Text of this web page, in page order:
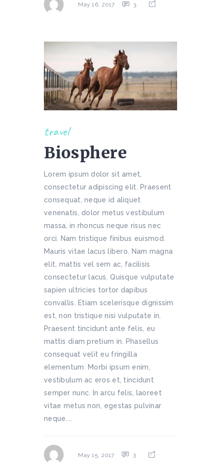
May 16, 2017 3
travel
Biosphere
Lorem ipsum dolor sit amet,
consectetur adipiscing elit. Praesent
consequat, neque id aliquet
venenatis, dolor metus vestibulum
massa, in rhoncus neque risus nec
orci. Nam tristique finibus euismod.
Mauris vitae lacus libero. Nam magna
elit, mattis vel sem ac, facilisis
consectetur lacus. Quisque vulputate
sapien ultricies tortor dapibus
convallis. Etiam scelerisque dignissim
est, non tristique nisi vulputate in.
Praesent tincidunt ante felis, eu
mattis diam pretium in. Phasellus
consequat velit eu fringilla
elementum. Morbi ipsum enim,
vestibulum ac eros et, tincidunt
semper nunc. In arcu felis, laoreet
vitae metus non, egestas pulvinar
neque....
May 15, 2017 3